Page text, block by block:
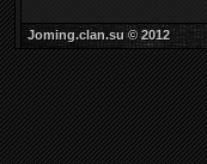
Joming.clan.su © 2012